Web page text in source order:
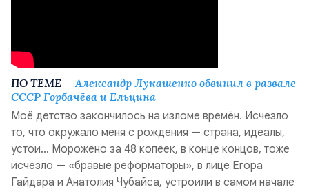
ПО ТЕМЕ —Александр Лукашенко обвинил в развале
СССР Горбачёва и Ельцина
Моё детство закончилось на изломе времён. Исчезло
то, что окружало меня с рождения — страна, идеалы,
устои… Морожено за 48 копеек, в конце концов, тоже
исчезло — «бравые реформаторы», в лице Егора
Гайдара и Анатолия Чубайса, устроили в самом начале